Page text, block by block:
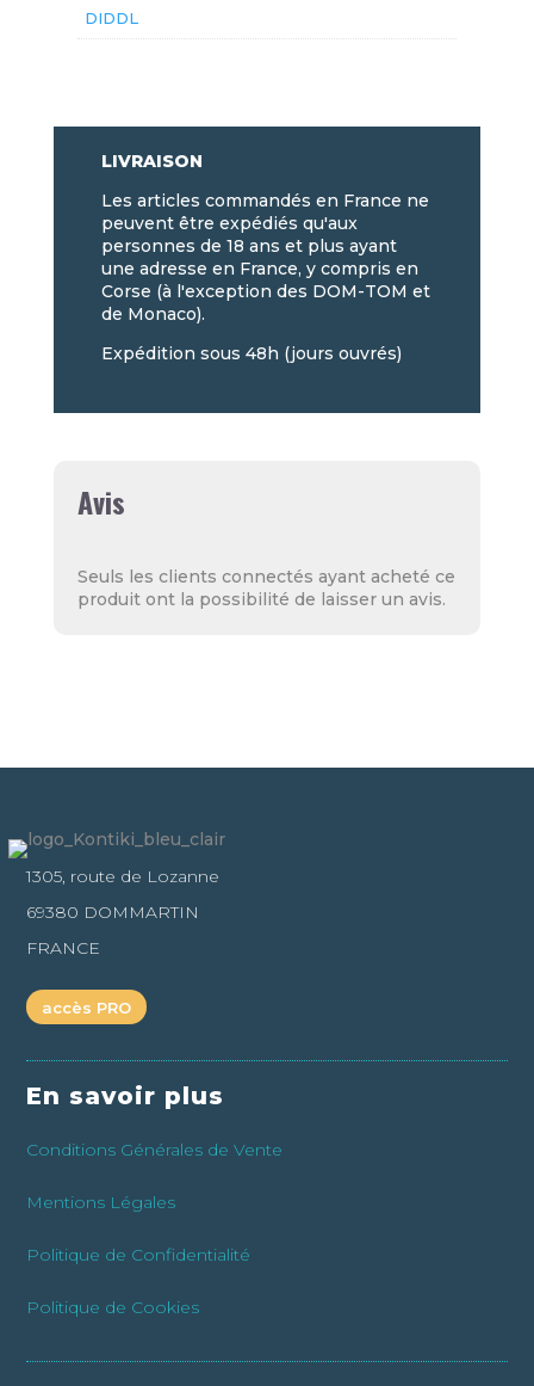
DIDDL
LIVRAISON
Les articles commandés en France ne
peuvent être expédiés qu'aux
personnes de 18 ans et plus ayant
une adresse en France, y compris en
Corse (à l'exception des DOM-TOM et
de Monaco).
Expédition sous 48h (jours ouvrés)
Avis
Seuls les clients connectés ayant acheté ce
produit ont la possibilité de laisser un avis.
1305, route de Lozanne
69380 DOMMARTIN
FRANCE
accès PRO
En savoir plus
Conditions Générales de Vente
Mentions Légales
Politique de Confidentialité
Politique de Cookies